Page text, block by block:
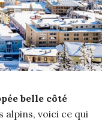
belle côté
alpins, voici ce qui